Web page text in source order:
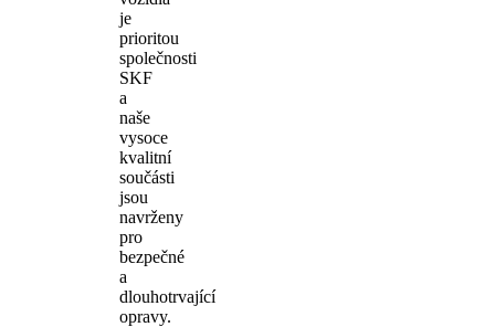
je
prioritou
společnosti
SKF
a
naše
vysoce
kvalitní
součásti
jsou
navrženy
pro
bezpečné
a
dlouhotrvající
opravy.